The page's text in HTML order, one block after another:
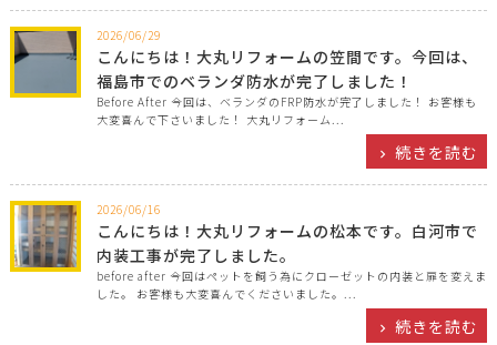
2026/06/29
こんにちは！大丸リフォームの笠間です。今回は、
福島市でのベランダ防水が完了しました！
Before After 今回は、ベランダのFRP防水が完了しました！ お客様も
大変喜んで下さいました！ 大丸リフォーム...
続きを読む
2026/06/16
こんにちは！大丸リフォームの松本です。白河市で
内装工事が完了しました。
before after 今回はペットを飼う為にクローゼットの内装と扉を変えま
した。 お客様も大変喜んでくださいました。...
続きを読む